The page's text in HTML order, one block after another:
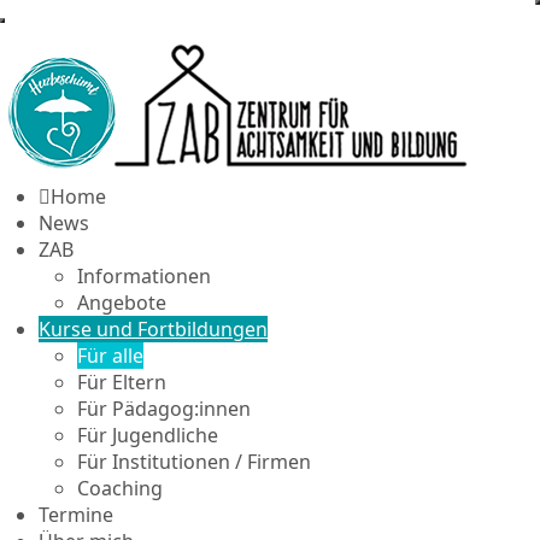
Home
News
ZAB
Informationen
Angebote
Kurse und Fortbildungen
Für alle
Für Eltern
Für Pädagog:innen
Für Jugendliche
Für Institutionen / Firmen
Coaching
Termine